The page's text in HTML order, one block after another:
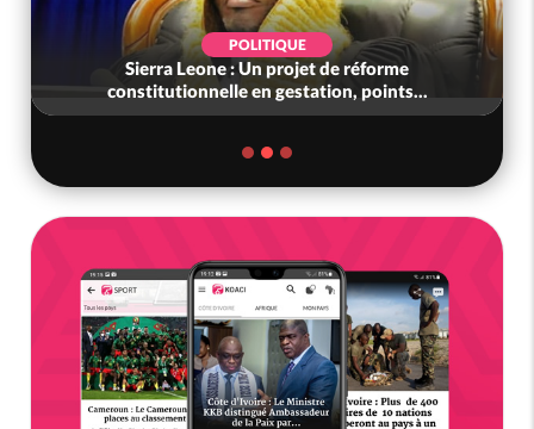
POLITIQUE
Sierra Leone : Un projet de réforme
constitutionnelle en gestation, points...